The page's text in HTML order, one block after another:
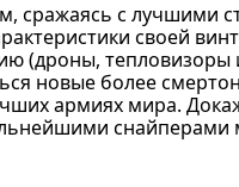
сражаясь с лучшими
своей
(дроны, тепловизоры
новые более
армиях мира.
снайперами